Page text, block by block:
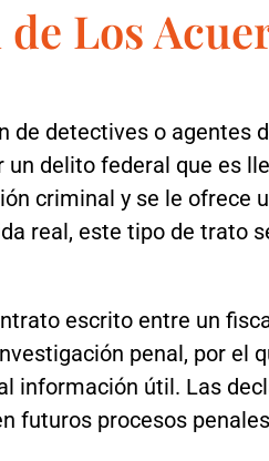
Los
de detectives o agentes
delito federal que es
criminal y se le ofrece
real, este tipo de trato
escrito entre un
penal, por el
información útil. Las
futuros procesos